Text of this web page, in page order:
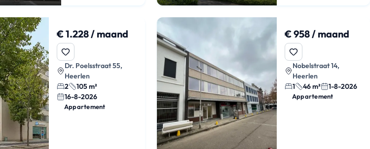
€ 1.228 / maand
Dr. Poelsstraat 55,
Heerlen
2
105 m²
16-8-2026
Appartement
€ 958 / maand
Nobelstraat 14,
Heerlen
1
46 m² 1-8-2026
Appartement